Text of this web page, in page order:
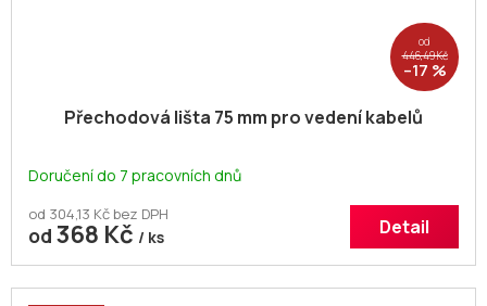
od
446,49 Kč
–17 %
Přechodová lišta 75 mm pro vedení kabelů
Doručení do 7 pracovních dnů
od 304,13 Kč bez DPH
od 368 Kč / ks Detail